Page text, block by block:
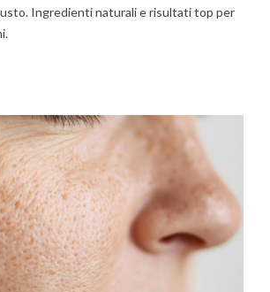
Ingredienti naturali e risultati top per